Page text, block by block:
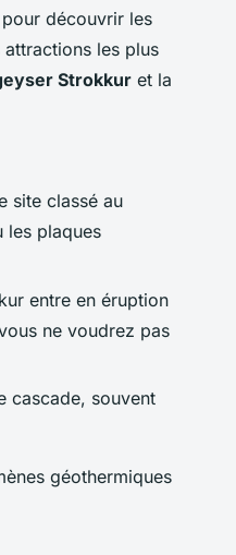
découvrir les
les plus
Strokkur et la
site classé au
les plaques
entre en éruption
ne voudrez pas
cascade, souvent
géothermiques